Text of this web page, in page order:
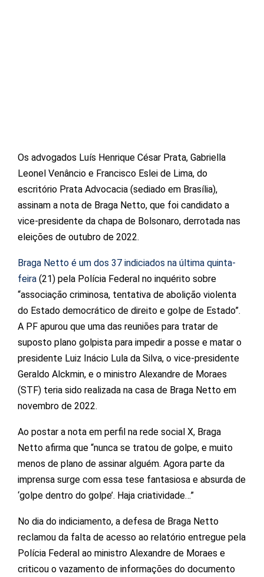
Os advogados Luís Henrique César Prata, Gabriella
Leonel Venâncio e Francisco Eslei de Lima, do
escritório Prata Advocacia (sediado em Brasília),
assinam a nota de Braga Netto, que foi candidato a
vice-presidente da chapa de Bolsonaro, derrotada nas
eleições de outubro de 2022.
Braga Netto é um dos 37 indiciados na última quinta-
feira (21) pela Polícia Federal no inquérito sobre
“associação criminosa, tentativa de abolição violenta
do Estado democrático de direito e golpe de Estado”.
A PF apurou que uma das reuniões para tratar de
suposto plano golpista para impedir a posse e matar o
presidente Luiz Inácio Lula da Silva, o vice-presidente
Geraldo Alckmin, e o ministro Alexandre de Moraes
(STF) teria sido realizada na casa de Braga Netto em
novembro de 2022.
Ao postar a nota em perfil na rede social X, Braga
Netto afirma que “nunca se tratou de golpe, e muito
menos de plano de assinar alguém. Agora parte da
imprensa surge com essa tese fantasiosa e absurda de
‘golpe dentro do golpe’. Haja criatividade…”
No dia do indiciamento, a defesa de Braga Netto
reclamou da falta de acesso ao relatório entregue pela
Polícia Federal ao ministro Alexandre de Moraes e
criticou o vazamento de informações do documento